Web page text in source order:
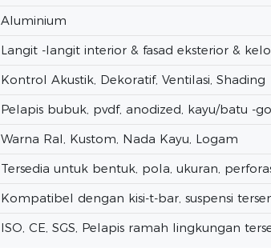
Aluminium
Langit -langit interior & fasad eksterior &
Kontrol Akustik, Dekoratif, Ventilasi, Shading
Pelapis bubuk, pvdf, anodized, kayu/batu -
Warna Ral, Kustom, Nada Kayu, Logam
Tersedia untuk bentuk, pola, ukuran,
Kompatibel dengan kisi-t-bar, suspensi
ISO, CE, SGS, Pelapis ramah lingkungan